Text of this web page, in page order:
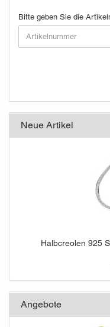
BITTE
GEBEN
SIE
DIE
EIN.
Bitte geben Sie die
Neue Artikel
Halbcreolen 925
Angebote